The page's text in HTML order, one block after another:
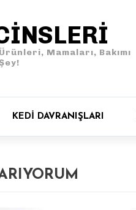
Mamaları, Bakımı
KEDI DAVRANIŞLARI